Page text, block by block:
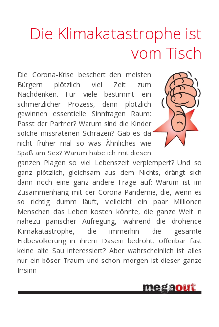
Die Klimakatastrophe ist
vom Tisch
Die Corona-Krise beschert den meisten
Bürgern plötzlich viel Zeit zum
Nachdenken. Für viele bestimmt ein
schmerzlicher Prozess, denn plötzlich
gewinnen essentielle Sinnfragen Raum:
Passt der Partner? Warum sind die Kinder
solche missratenen Schrazen? Gab es da
nicht früher mal so was Ähnliches wie
Spaß am Sex? Warum habe ich mit diesen
ganzen Plagen so viel Lebenszeit verplempert? Und so
ganz plötzlich, gleichsam aus dem Nichts, drängt sich
dann noch eine ganz andere Frage auf: Warum ist im
Zusammenhang mit der Corona-Pandemie, die, wenn es
so richtig dumm läuft, vielleicht ein paar Millionen
Menschen das Leben kosten könnte, die ganze Welt in
nahezu panischer Aufregung, während die drohende
Klimakatastrophe, die immerhin die gesamte
Erdbevölkerung in ihrem Dasein bedroht, offenbar fast
keine alte Sau interessiert? Aber wahrscheinlich ist alles
nur ein böser Traum und schon morgen ist dieser ganze
Irrsinn